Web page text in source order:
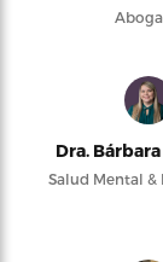
Dra.
Salud Mental &